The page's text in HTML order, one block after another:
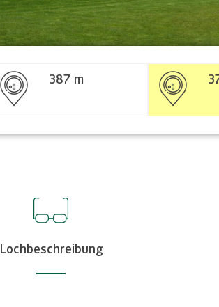
387 m
Lochbeschreibung